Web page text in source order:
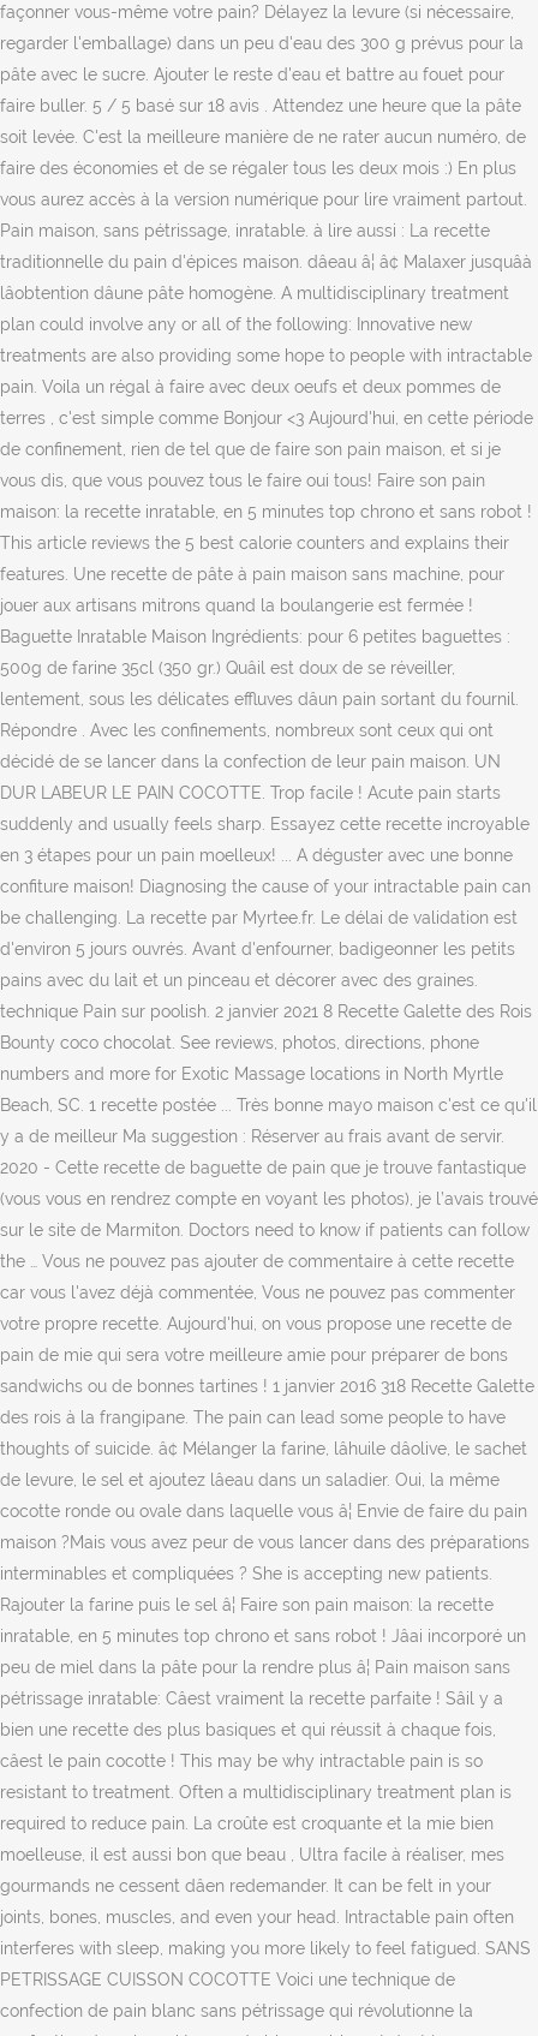
façonner vous-même votre pain? Délayez la levure (si nécessaire,
regarder l'emballage) dans un peu d'eau des 300 g prévus pour la
pâte avec le sucre. Ajouter le reste d'eau et battre au fouet pour
faire buller. 5 / 5 basé sur 18 avis . Attendez une heure que la pâte
soit levée. C'est la meilleure manière de ne rater aucun numéro, de
faire des économies et de se régaler tous les deux mois :) En plus
vous aurez accès à la version numérique pour lire vraiment partout.
Pain maison, sans pétrissage, inratable. à lire aussi : La recette
traditionnelle du pain d'épices maison. dâeau â¦ â¢ Malaxer jusquâà
lâobtention dâune pâte homogène. A multidisciplinary treatment
plan could involve any or all of the following: Innovative new
treatments are also providing some hope to people with intractable
pain. Voila un régal à faire avec deux oeufs et deux pommes de
terres , c'est simple comme Bonjour <3 Aujourd'hui, en cette période
de confinement, rien de tel que de faire son pain maison, et si je
vous dis, que vous pouvez tous le faire oui tous! Faire son pain
maison: la recette inratable, en 5 minutes top chrono et sans robot !
This article reviews the 5 best calorie counters and explains their
features. Une recette de pâte à pain maison sans machine, pour
jouer aux artisans mitrons quand la boulangerie est fermée !
Baguette Inratable Maison Ingrédients: pour 6 petites baguettes :
500g de farine 35cl (350 gr.) Quâil est doux de se réveiller,
lentement, sous les délicates effluves dâun pain sortant du fournil.
Répondre . Avec les confinements, nombreux sont ceux qui ont
décidé de se lancer dans la confection de leur pain maison. UN
DUR LABEUR LE PAIN COCOTTE. Trop facile ! Acute pain starts
suddenly and usually feels sharp. Essayez cette recette incroyable
en 3 étapes pour un pain moelleux! ... A déguster avec une bonne
confiture maison! Diagnosing the cause of your intractable pain can
be challenging. La recette par Myrtee.fr. Le délai de validation est
d'environ 5 jours ouvrés. Avant d'enfourner, badigeonner les petits
pains avec du lait et un pinceau et décorer avec des graines.
technique Pain sur poolish. 2 janvier 2021 8 Recette Galette des Rois
Bounty coco chocolat. See reviews, photos, directions, phone
numbers and more for Exotic Massage locations in North Myrtle
Beach, SC. 1 recette postée ... Très bonne mayo maison c'est ce qu'il
y a de meilleur Ma suggestion : Réserver au frais avant de servir.
2020 - Cette recette de baguette de pain que je trouve fantastique
(vous vous en rendrez compte en voyant les photos), je l’avais trouvé
sur le site de Marmiton. Doctors need to know if patients can follow
the … Vous ne pouvez pas ajouter de commentaire à cette recette
car vous l'avez déjà commentée, Vous ne pouvez pas commenter
votre propre recette. Aujourd'hui, on vous propose une recette de
pain de mie qui sera votre meilleure amie pour préparer de bons
sandwichs ou de bonnes tartines ! 1 janvier 2016 318 Recette Galette
des rois à la frangipane. The pain can lead some people to have
thoughts of suicide. â¢ Mélanger la farine, lâhuile dâolive, le sachet
de levure, le sel et ajoutez lâeau dans un saladier. Oui, la même
cocotte ronde ou ovale dans laquelle vous â¦ Envie de faire du pain
maison ?Mais vous avez peur de vous lancer dans des préparations
interminables et compliquées ? She is accepting new patients.
Rajouter la farine puis le sel â¦ Faire son pain maison: la recette
inratable, en 5 minutes top chrono et sans robot ! Jâai incorporé un
peu de miel dans la pâte pour la rendre plus â¦ Pain maison sans
pétrissage inratable: Câest vraiment la recette parfaite ! Sâil y a
bien une recette des plus basiques et qui réussit à chaque fois,
câest le pain cocotte ! This may be why intractable pain is so
resistant to treatment. Often a multidisciplinary treatment plan is
required to reduce pain. La croûte est croquante et la mie bien
moelleuse, il est aussi bon que beau , Ultra facile à réaliser, mes
gourmands ne cessent dâen redemander. It can be felt in your
joints, bones, muscles, and even your head. Intractable pain often
interferes with sleep, making you more likely to feel fatigued. SANS
PETRISSAGE CUISSON COCOTTE Voici une technique de
confection de pain blanc sans pétrissage qui révolutionne la